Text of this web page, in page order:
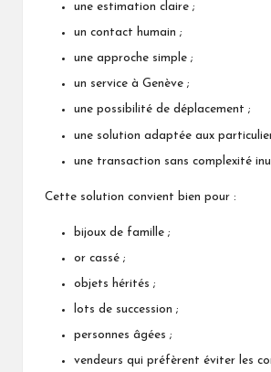
une estimation claire ;
un contact humain ;
une approche simple ;
un service à Genève ;
une possibilité de déplacement ;
une solution adaptée aux
une transaction sans complexité
Cette solution convient bien pour :
bijoux de famille ;
or cassé ;
objets hérités ;
lots de succession ;
personnes âgées ;
vendeurs qui préfèrent éviter les